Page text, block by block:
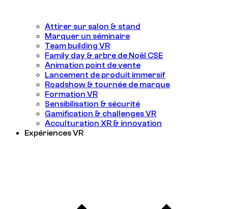
Attirer sur salon & stand
Marquer un séminaire
Team building VR
Family day & arbre de Noël CSE
Animation point de vente
Lancement de produit immersif
Roadshow & tournée de marque
Formation VR
Sensibilisation & sécurité
Gamification & challenges VR
Acculturation XR & innovation
Expériences VR